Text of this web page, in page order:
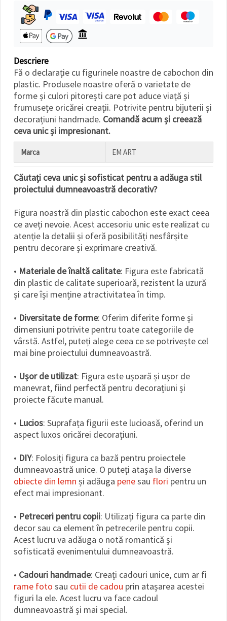
Descriere
Fă o declarație cu figurinele noastre de cabochon din
plastic. Produsele noastre oferă o varietate de
forme și culori pitorești care pot aduce viață și
frumusețe oricărei creații. Potrivite pentru bijuterii și
decorațiuni handmade. Comandă acum și creează
ceva unic și impresionant.
Marca EM ART
Căutați ceva unic și sofisticat pentru a adăuga stil
proiectului dumneavoastră decorativ?
Figura noastră din plastic cabochon este exact ceea
ce aveți nevoie. Acest accesoriu unic este realizat cu
atenție la detalii și oferă posibilități nesfârșite
pentru decorare și exprimare creativă.
• Materiale de înaltă calitate: Figura este fabricată
din plastic de calitate superioară, rezistent la uzură
și care își menține atractivitatea în timp.
• Diversitate de forme: Oferim diferite forme și
dimensiuni potrivite pentru toate categoriile de
vârstă. Astfel, puteți alege ceea ce se potrivește cel
mai bine proiectului dumneavoastră.
• Ușor de utilizat: Figura este ușoară și ușor de
manevrat, fiind perfectă pentru decorațiuni și
proiecte făcute manual.
• Lucios: Suprafața figurii este lucioasă, oferind un
aspect luxos oricărei decorațiuni.
• DIY: Folosiți figura ca bază pentru proiectele
dumneavoastră unice. O puteți atașa la diverse
obiecte din lemn și adăuga penesau flori pentru un
efect mai impresionant.
• Petreceri pentru copii: Utilizați figura ca parte din
decor sau ca element în petrecerile pentru copii.
Acest lucru va adăuga o notă romantică și
sofisticată evenimentului dumneavoastră.
• Cadouri handmade: Creați cadouri unice, cum ar fi
rame foto sau cutii de cadou prin atașarea acestei
figuri la ele. Acest lucru va face cadoul
dumneavoastră și mai special.